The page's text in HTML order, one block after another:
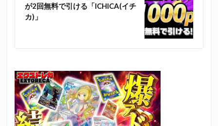
が2回無料で引ける「ICHICA(イチ
カ)」